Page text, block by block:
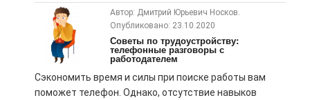
Автор: Дмитрий Юрьевич Носков.
Опубликовано: 23.10.2020
Советы по трудоустройству:
телефонные разговоры с
работодателем
Сэкономить время и силы при поиске работы вам
поможет телефон. Однако, отсутствие навыков